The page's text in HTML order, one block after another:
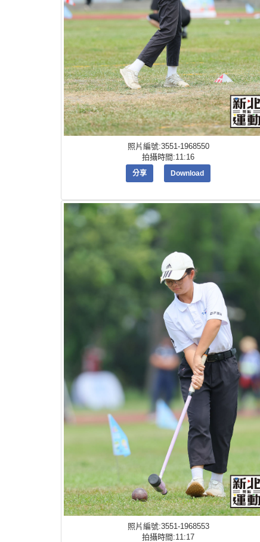
照片編號:3551-1968550
拍攝時間:11:16
分享 Download
照片編號:3551-1968553
拍攝時間:11:17